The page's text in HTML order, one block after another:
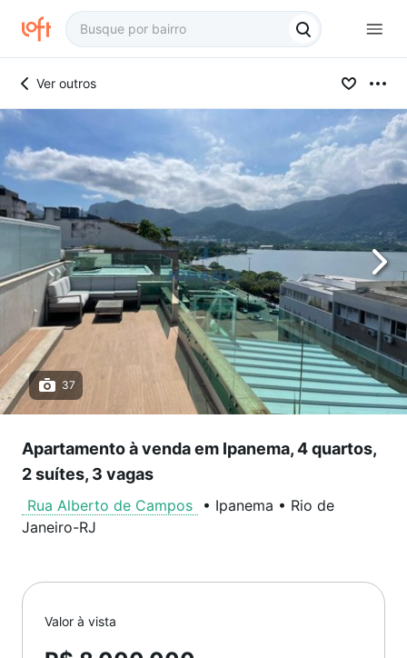
Ver outros
37
Apartamento à venda em Ipanema, 4 quartos,
2 suítes, 3 vagas
Rua Alberto de Campos • Ipanema • Rio de
Janeiro-RJ
Valor à vista